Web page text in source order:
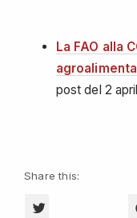
La FAO alla
post del 2
Share this:
CLICK TO